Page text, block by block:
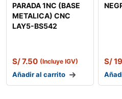
PARADA 1NC (BASE
METALICA) CNC
LAY5-BS542
S/7.50 (Incluye IGV)
Añadir al carrito
S/